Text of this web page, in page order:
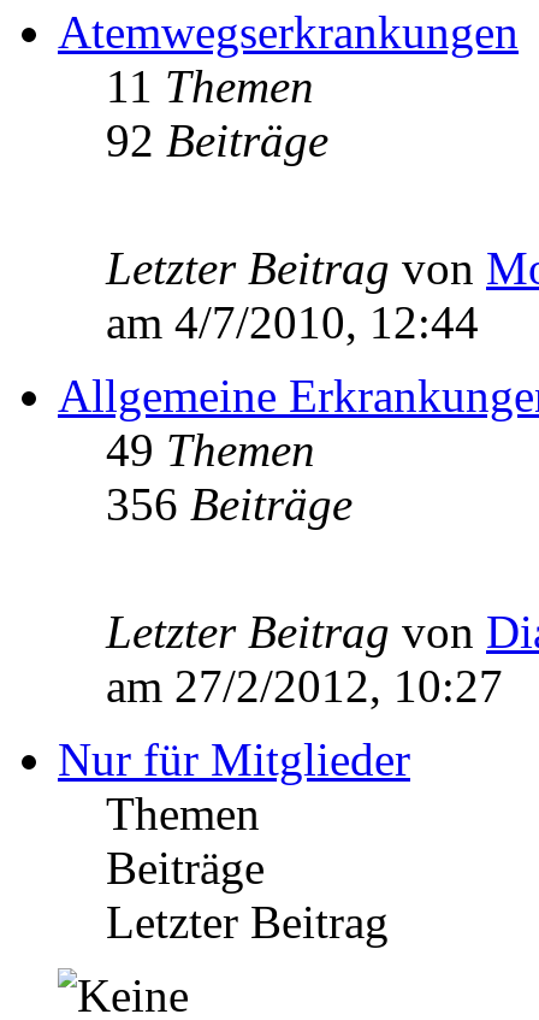
Atemwegserkrankungen
11 Themen
92 Beiträge
Letzter Beitrag von
am 4/7/2010, 12:44
Allgemeine
49 Themen
356 Beiträge
Letzter Beitrag von
am 27/2/2012, 10:27
Nur für Mitglieder
Themen
Beiträge
Letzter Beitrag